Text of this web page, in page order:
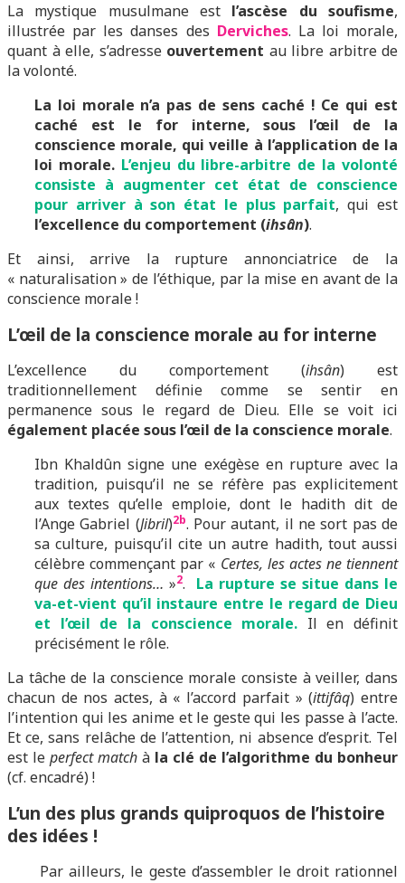
La mystique musulmane est l’ascèse du soufisme,
illustrée par les danses des Derviches. La loi morale,
quant à elle, s’adresse ouvertement au libre arbitre de
la volonté.
La loi morale n’a pas de sens caché ! Ce qui est
caché est le for interne, sous l’œil de la
conscience morale, qui veille à l’application de la
loi morale. L’enjeu du libre-arbitre de la volonté
consiste à augmenter cet état de conscience
pour arriver à son état le plus parfait, qui est
l’excellence du comportement (ihsân).
Et ainsi, arrive la rupture annonciatrice de la
« naturalisation » de l’éthique, par la mise en avant de la
conscience morale !
L’œil de la conscience morale au for interne
L’excellence du comportement (ihsân) est
traditionnellement définie comme se sentir en
permanence sous le regard de Dieu. Elle se voit ici
également placée sous l’œil de la conscience morale.
Ibn Khaldûn signe une exégèse en rupture avec la
tradition, puisqu’il ne se réfère pas explicitement
aux textes qu’elle emploie, dont le hadith dit de
l’Ange Gabriel (Jibril)2b. Pour autant, il ne sort pas de
sa culture, puisqu’il cite un autre hadith, tout aussi
célèbre commençant par « Certes, les actes ne tiennent
que des intentions… »2. La rupture se situe dans le
va-et-vient qu’il instaure entre le regard de Dieu
et l’œil de la conscience morale. Il en définit
précisément le rôle.
La tâche de la conscience morale consiste à veiller, dans
chacun de nos actes, à « l’accord parfait » (ittifâq) entre
l’intention qui les anime et le geste qui les passe à l’acte.
Et ce, sans relâche de l’attention, ni absence d’esprit. Tel
est le perfect match à la clé de l’algorithme du bonheur
(cf. encadré) !
L’un des plus grands quiproquos de l’histoire
des idées !
Par ailleurs, le geste d’assembler le droit rationnel